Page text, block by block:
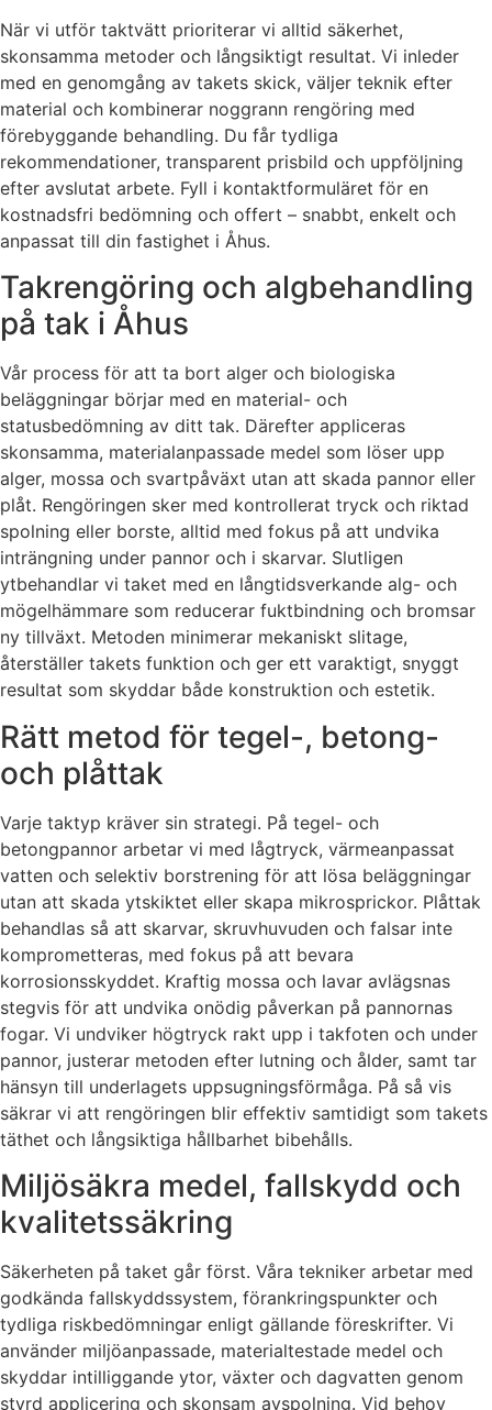
När vi utför taktvätt prioriterar vi alltid säkerhet,
skonsamma metoder och långsiktigt resultat. Vi inleder
med en genomgång av takets skick, väljer teknik efter
material och kombinerar noggrann rengöring med
förebyggande behandling. Du får tydliga
rekommendationer, transparent prisbild och uppföljning
efter avslutat arbete. Fyll i kontaktformuläret för en
kostnadsfri bedömning och offert – snabbt, enkelt och
anpassat till din fastighet i Åhus.
Takrengöring och algbehandling
på tak i Åhus
Vår process för att ta bort alger och biologiska
beläggningar börjar med en material- och
statusbedömning av ditt tak. Därefter appliceras
skonsamma, materialanpassade medel som löser upp
alger, mossa och svartpåväxt utan att skada pannor eller
plåt. Rengöringen sker med kontrollerat tryck och riktad
spolning eller borste, alltid med fokus på att undvika
inträngning under pannor och i skarvar. Slutligen
ytbehandlar vi taket med en långtidsverkande alg- och
mögelhämmare som reducerar fuktbindning och bromsar
ny tillväxt. Metoden minimerar mekaniskt slitage,
återställer takets funktion och ger ett varaktigt, snyggt
resultat som skyddar både konstruktion och estetik.
Rätt metod för tegel-, betong-
och plåttak
Varje taktyp kräver sin strategi. På tegel- och
betongpannor arbetar vi med lågtryck, värmeanpassat
vatten och selektiv borstrening för att lösa beläggningar
utan att skada ytskiktet eller skapa mikrosprickor. Plåttak
behandlas så att skarvar, skruvhuvuden och falsar inte
komprometteras, med fokus på att bevara
korrosionsskyddet. Kraftig mossa och lavar avlägsnas
stegvis för att undvika onödig påverkan på pannornas
fogar. Vi undviker högtryck rakt upp i takfoten och under
pannor, justerar metoden efter lutning och ålder, samt tar
hänsyn till underlagets uppsugningsförmåga. På så vis
säkrar vi att rengöringen blir effektiv samtidigt som takets
täthet och långsiktiga hållbarhet bibehålls.
Miljösäkra medel, fallskydd och
kvalitetssäkring
Säkerheten på taket går först. Våra tekniker arbetar med
godkända fallskyddssystem, förankringspunkter och
tydliga riskbedömningar enligt gällande föreskrifter. Vi
använder miljöanpassade, materialtestade medel och
skyddar intilliggande ytor, växter och dagvatten genom
styrd applicering och skonsam avspolning. Vid behov